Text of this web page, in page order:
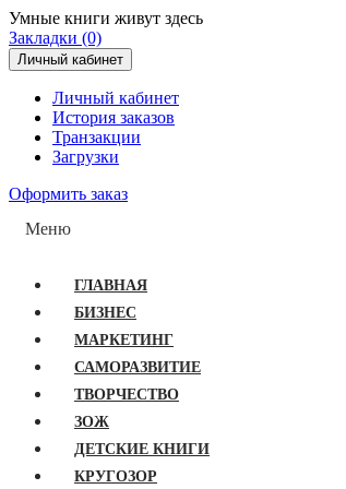
Умные книги живут здесь
Закладки (0)
Личный кабинет
Личный кабинет
История заказов
Транзакции
Загрузки
Оформить заказ
Меню
ГЛАВНАЯ
БИЗНЕС
МАРКЕТИНГ
САМОРАЗВИТИЕ
ТВОРЧЕСТВО
ЗОЖ
ДЕТСКИЕ КНИГИ
КРУГОЗОР